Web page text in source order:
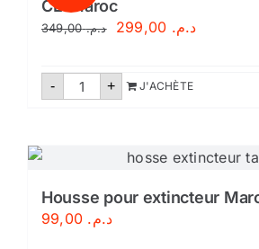
CE-Maroc
د.م.349,00
Le
initial
était :
د.م.Le
- quantité
CE-
Maroc
+ J'ACHÈTE
Housse pour extincteur
د.م.